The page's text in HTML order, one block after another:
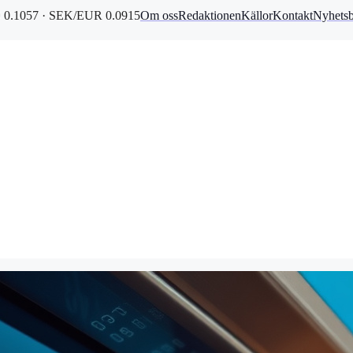
· SEK/EUR 0.0915Om ossRedaktionenKällorKontakt